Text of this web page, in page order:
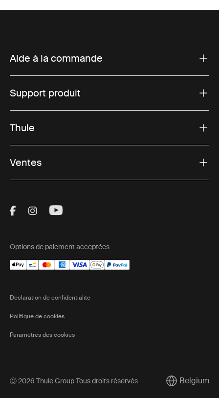
Aide à la commande
Support produit
Thule
Ventes
Visit Thule on Facebook (external link)
Visit Thule on Instagram (external link)
Visit Thule on Youtube (external
Options de paiement acceptées
Déclaration de confidentialité
Politique de cookies
Paramètres des cookies
Ⓒ 2026 Thule Group Tous droits réservés CurrentBelgium